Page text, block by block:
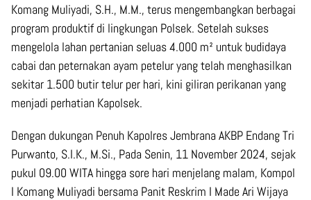
Komang Muliyadi, S.H., M.M., terus mengembangkan berbagai
program produktif di lingkungan Polsek. Setelah sukses
mengelola lahan pertanian seluas 4.000 m² untuk budidaya
cabai dan peternakan ayam petelur yang telah menghasilkan
sekitar 1.500 butir telur per hari, kini giliran perikanan yang
menjadi perhatian Kapolsek.
Dengan dukungan Penuh Kapolres Jembrana AKBP Endang Tri
Purwanto, S.I.K., M.Si., Pada Senin, 11 November 2024, sejak
pukul 09.00 WITA hingga sore hari menjelang malam, Kompol
I Komang Muliyadi bersama Panit Reskrim I Made Ari Wijaya